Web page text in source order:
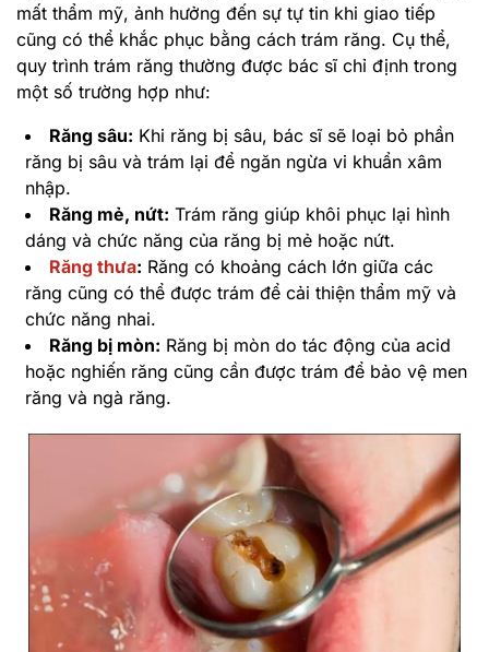
mất thẩm mỹ, ảnh hưởng đến sự tự tin khi giao tiếp
cũng có thể khắc phục bằng cách trám răng. Cụ thể,
quy trình trám răng thường được bác sĩ chỉ định trong
một số trường hợp như:
Răng sâu: Khi răng bị sâu, bác sĩ sẽ loại bỏ phần
răng bị sâu và trám lại để ngăn ngừa vi khuẩn xâm
nhập.
Răng mẻ, nứt: Trám răng giúp khôi phục lại hình
dáng và chức năng của răng bị mẻ hoặc nứt.
Răng thưa: Răng có khoảng cách lớn giữa các
răng cũng có thể được trám để cải thiện thẩm mỹ và
chức năng nhai.
Răng bị mòn: Răng bị mòn do tác động của acid
hoặc nghiến răng cũng cần được trám để bảo vệ men
răng và ngà răng.